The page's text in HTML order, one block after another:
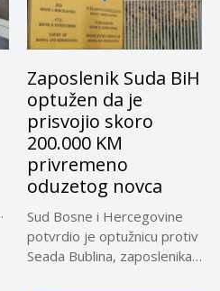
Zaposlenik Suda BiH
optužen da je
prisvojio skoro
200.000 KM
privremeno
oduzetog novca
Sud Bosne i Hercegovine
potvrdio je optužnicu protiv
Seada Bublina, zaposlenika